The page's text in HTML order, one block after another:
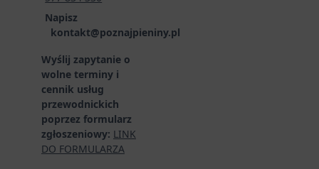
Napisz
kontakt@poznajpieniny.pl
Wyślij zapytanie o
wolne terminy i
cennik usług
przewodnickich
poprzez formularz
zgłoszeniowy: LINK
DO FORMULARZA